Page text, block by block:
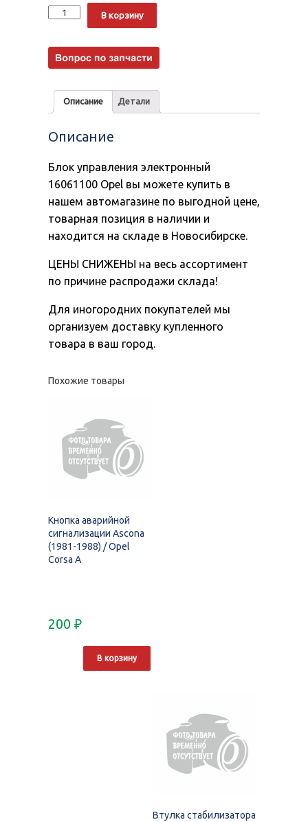
Количество
В корзину
Описание Детали
Описание
Блок управления электронный
16061100 Opel вы можете купить в
нашем автомагазине по выгодной цене,
товарная позиция в наличии и
находится на складе в Новосибирске.
ЦЕНЫ СНИЖЕНЫ на весь ассортимент
по причине распродажи склада!
Для иногородних покупателей мы
организуем доставку купленного
товара в ваш город.
Похожие товары
Кнопка аварийной
сигнализации Ascona
(1981-1988) / Opel
Corsa A
200 ₽
В корзину
Втулка стабилизатора